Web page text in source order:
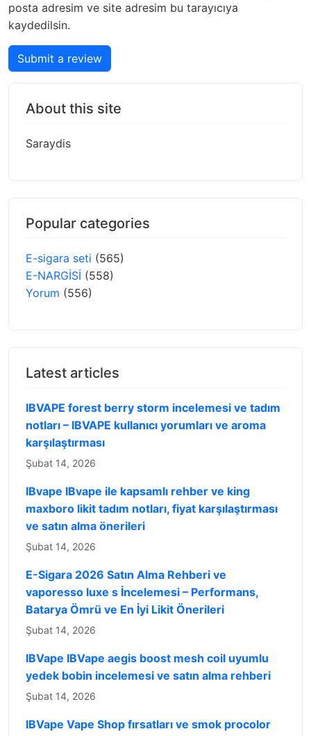
posta adresim ve site adresim bu tarayıcıya
kaydedilsin.
Submit a review
About this site
Saraydis
Popular categories
E-sigara seti (565)
E-NARGİSİ (558)
Yorum (556)
Latest articles
IBVAPE forest berry storm incelemesi ve tadım
notları – IBVAPE kullanıcı yorumları ve aroma
karşılaştırması
Şubat 14, 2026
IBvape IBvape ile kapsamlı rehber ve king
maxboro likit tadım notları, fiyat karşılaştırması
ve satın alma önerileri
Şubat 14, 2026
E-Sigara 2026 Satın Alma Rehberi ve
vaporesso luxe s İncelemesi – Performans,
Batarya Ömrü ve En İyi Likit Önerileri
Şubat 14, 2026
IBVape IBVape aegis boost mesh coil uyumlu
yedek bobin incelemesi ve satın alma rehberi
Şubat 14, 2026
IBVape Vape Shop fırsatları ve smok procolor